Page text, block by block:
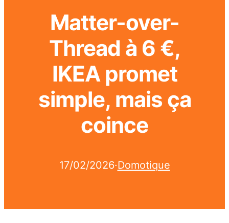
Matter-over-
Thread à 6 €,
IKEA promet
simple, mais ça
coince
17/02/2026·Domotique